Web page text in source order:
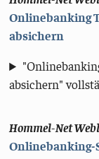
Onlinebanking
absichern
absichern"
Hommel-Net
Onlinebanking-